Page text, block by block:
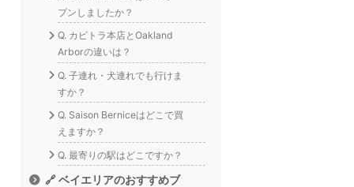
プンしましたか？
Q. カピトラ本店とOakland
Arborの違いは？
Q. 子連れ・犬連れでも行けま
すか？
Q. Saison Berniceはどこで買
えますか？
Q. 最寄りの駅はどこですか？
🔗 ベイエリアのおすすめブ